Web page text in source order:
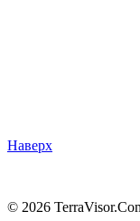
Наверх
© 2026